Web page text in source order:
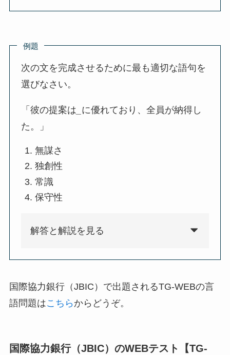
例題
次の文を完成させるために最も適切な語句を
選びなさい。
「彼の提案は に優れており、全員が納得し
た。」
無謀さ
独創性
常識
保守性
解答と解説を見る
国際協力銀行（JBIC）で出題されるTG-WEBの言
語問題はこちら からどうぞ。
国際協力銀行（JBIC）のWEBテスト【TG-